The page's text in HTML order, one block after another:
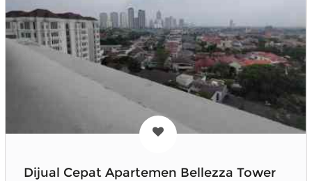
Dijual Cepat Apartemen Bellezza Tower